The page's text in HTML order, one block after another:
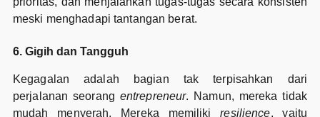
meski menghadapi tantangan berat.
6. Gigih dan Tangguh
Kegagalan adalah bagian tak terpisahkan dari
perjalanan seorang entrepreneur. Namun, mereka tidak
mudah menyerah. Mereka memilikiresilience, yaitu